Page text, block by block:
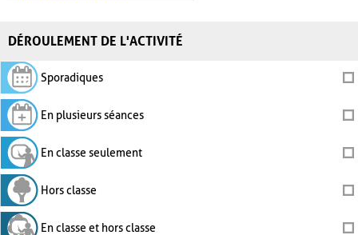
DÉROULEMENT DE L'ACTIVITÉ
Sporadiques
En plusieurs séances
En classe seulement
Hors classe
En classe et hors classe